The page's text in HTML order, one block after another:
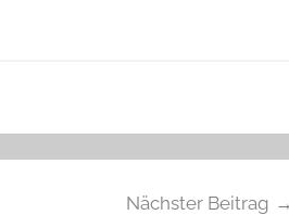
Nächster Beitrag